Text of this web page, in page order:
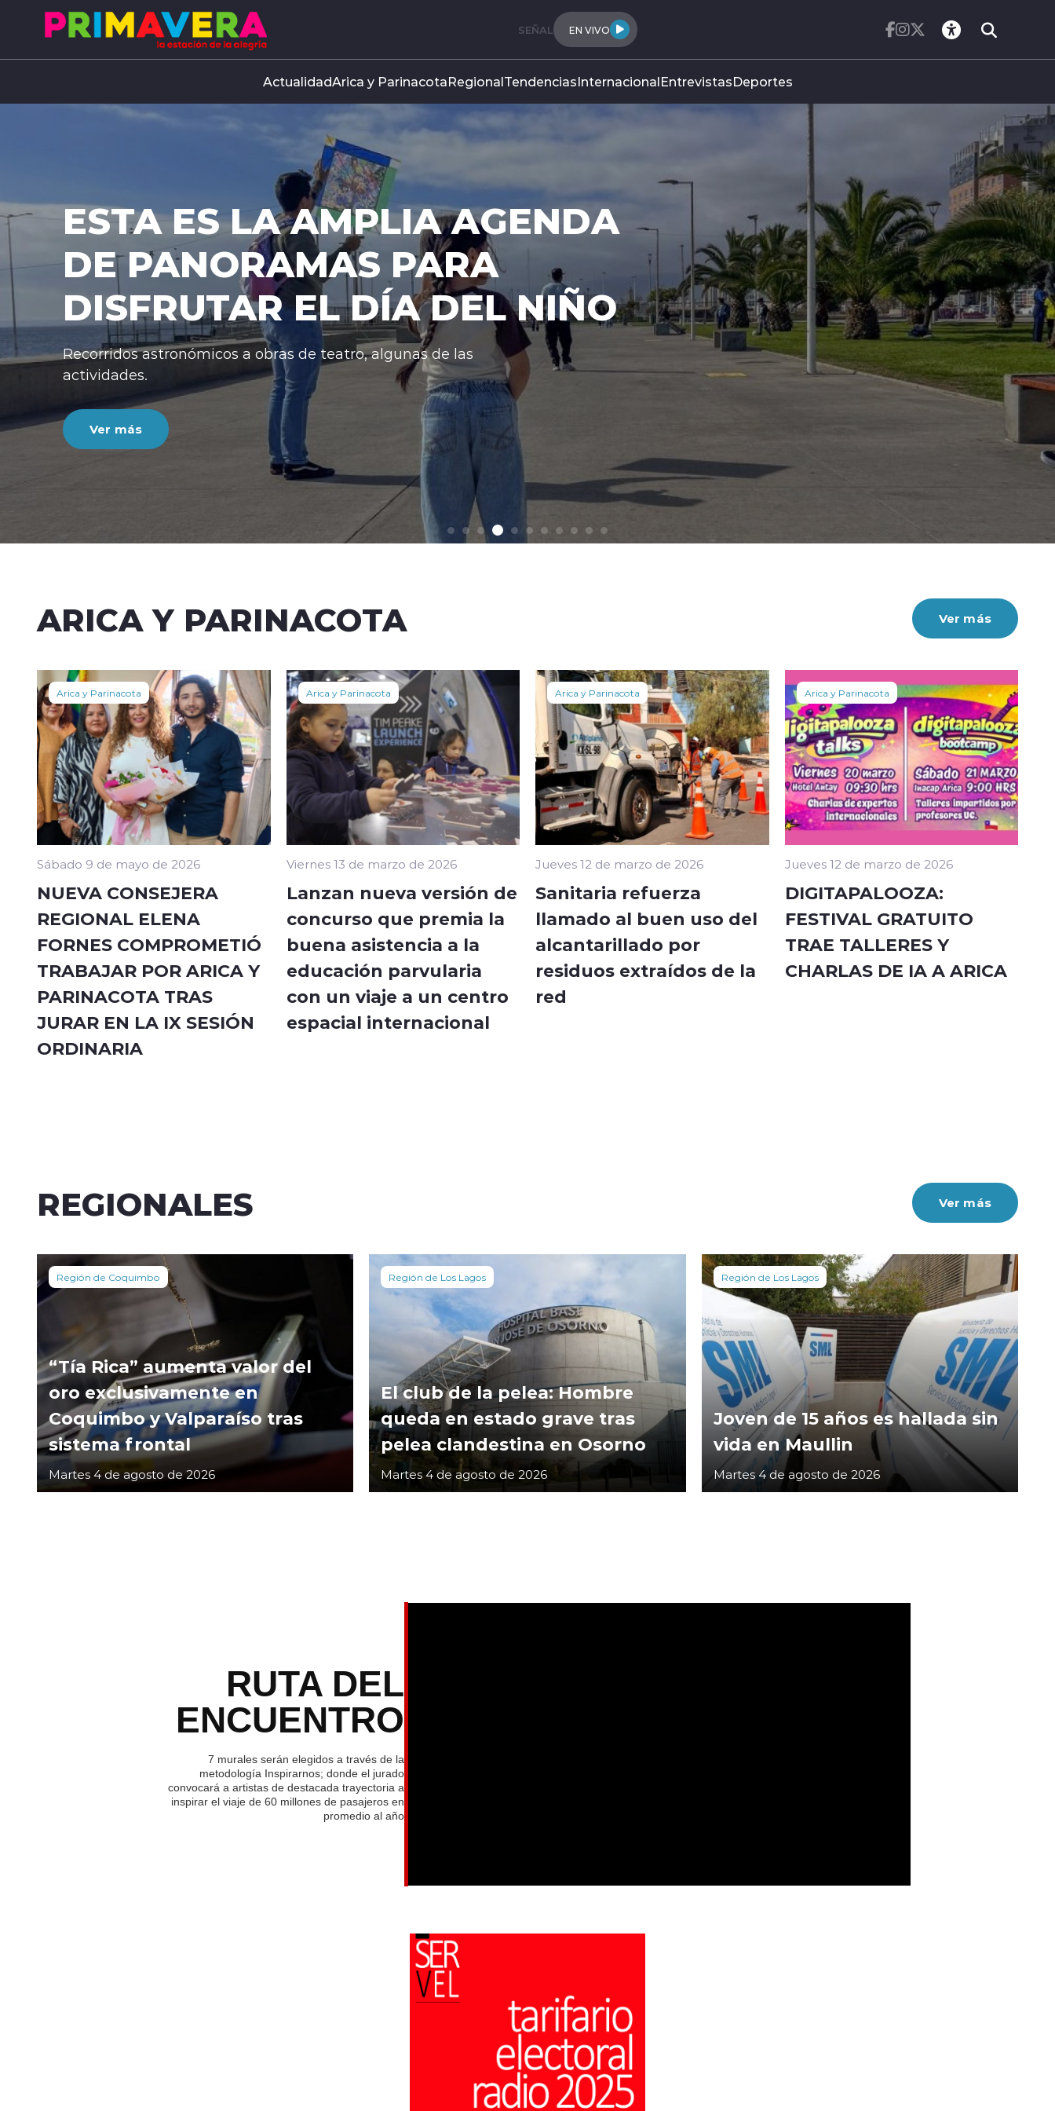
SEÑAL EN VIVO
ActualidadArica y ParinacotaRegionalTendenciasInternacionalEntrevistasDeportes
IPC REGISTRA
DE 0,1 POR CIENTO
EL MES DE JULIO
Con esto la baja acumulada se consolidó en un 3,5%.
ARICA Y PARINACOTA Ver más
Arica y Parinacota
Sábado 9 de mayo de 2026
NUEVA CONSEJERA
REGIONAL ELENA
FORNES COMPROMETIÓ
TRABAJAR POR ARICA Y
PARINACOTA TRAS
JURAR EN LA IX SESIÓN
ORDINARIA
Arica y Parinacota
Viernes 13 de marzo de 2026
Lanzan nueva versión de
concurso que premia la
buena asistencia a la
educación parvularia
con un viaje a un centro
espacial internacional
Arica y Parinacota
Jueves 12 de marzo de 2026
Sanitaria refuerza
llamado al buen uso del
alcantarillado por
residuos extraídos de la
red
Arica y Parinacota
Jueves 12 de marzo de 2026
DIGITAPALOOZA:
FESTIVAL GRATUITO
TRAE TALLERES Y
CHARLAS DE IA A ARICA
REGIONALES Ver más
Región de Coquimbo
“Tía Rica” aumenta valor del
oro exclusivamente en
Coquimbo y Valparaíso tras
sistema frontal
Martes 4 de agosto de 2026
Región de Los Lagos
El club de la pelea: Hombre
queda en estado grave tras
pelea clandestina en Osorno
Martes 4 de agosto de 2026
Región de Los Lagos
Joven de 15 años es hallada sin
vida en Maullin
Martes 4 de agosto de 2026
RUTA DEL
ENCUENTRO
7 murales serán elegidos a través de la
metodología Inspirarnos; donde el jurado
convocará a artistas de destacada trayectoria a
inspirar el viaje de 60 millones de pasajeros en
promedio al año